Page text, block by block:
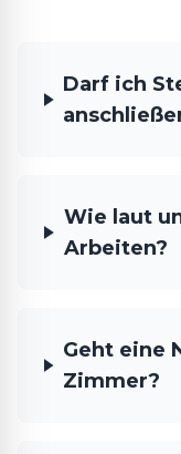
Darf ich
Wie laut
Arbeiten?
Geht eine
Zimmer?